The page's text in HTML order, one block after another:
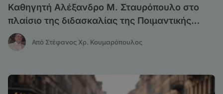
Καθηγητή Αλέξανδρο Μ. Σταυρόπουλο στο
πλαίσιο της διδασκαλίας της Ποιμαντικής
Θεολογίας
Από Στέφανος Χρ. Κουμαρόπουλος